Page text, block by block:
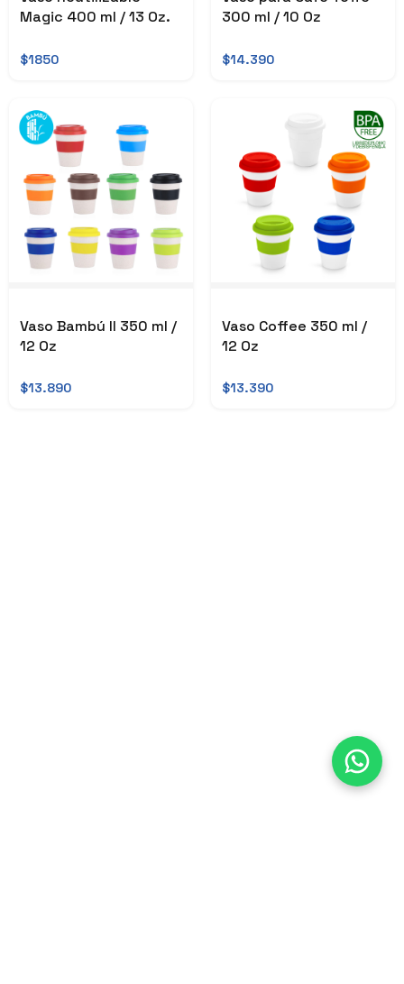
Magic 400 ml / 13 Oz.
$1850
300 ml / 10 Oz
$14.390
Vaso Bambú II 350 ml /
12 Oz
$13.890
Vaso Coffee 350 ml /
12 Oz
$13.390